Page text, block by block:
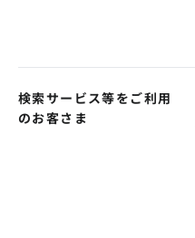
検索サービス等をご利用
のお客さま